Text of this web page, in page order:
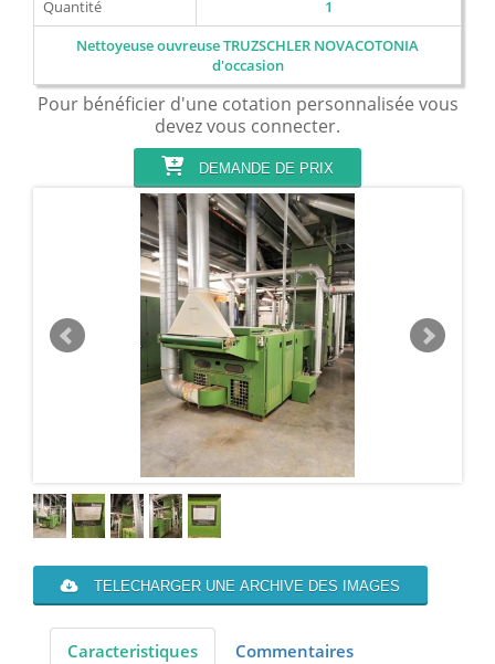
Quantité
1
Nettoyeuse ouvreuse TRUZSCHLER NOVACOTONIA
d'occasion
Pour bénéficier d'une cotation personnalisée vous
devez vous connecter.
DEMANDE DE PRIX
TELECHARGER UNE ARCHIVE DES IMAGES
Caracteristiques Commentaires